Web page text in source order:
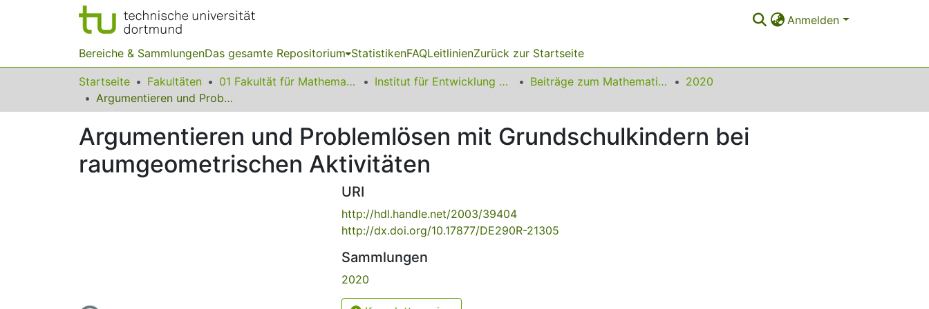
Anmelden
Bereiche & SammlungenDas gesamte Repositorium StatistikenFAQLeitlinienZurück zur Startseite
Startseite Fakultäten 01 Fakultät für Mathematik Institut für Entwicklung und Erforschung des Mathematikunterrichts Beiträge zum Mathematikunterricht
2020
Argumentieren und Problemlösen mit Grundschulkindern bei raumgeometrischen Aktivitäten
Argumentieren und Problemlösen mit Grundschulkindern bei
raumgeometrischen Aktivitäten
URI
http://hdl.handle.net/2003/39404
http://dx.doi.org/10.17877/DE290R-21305
Sammlungen
2020